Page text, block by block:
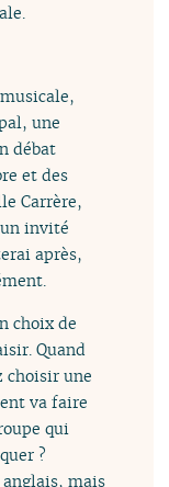
une
débat
et des
Carrère,
un invité
après,
choix de
Quand
choisir une
va faire
qui
?
anglais, mais